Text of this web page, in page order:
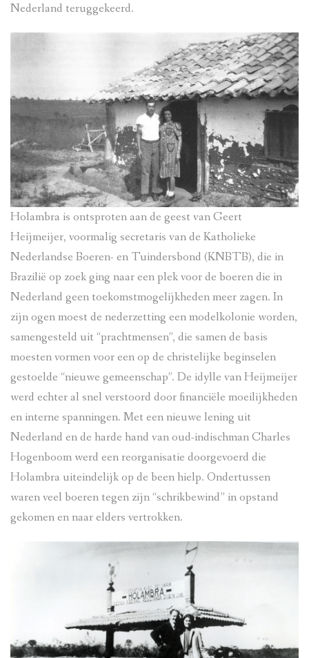
Nederland teruggekeerd.
Holambra is ontsproten aan de geest van Geert
Heijmeijer, voormalig secretaris van de Katholieke
Nederlandse Boeren- en Tuindersbond (KNBTB), die in
Brazilië op zoek ging naar een plek voor de boeren die in
Nederland geen toekomstmogelijkheden meer zagen. In
zijn ogen moest de nederzetting een modelkolonie worden,
samengesteld uit “prachtmensen”, die samen de basis
moesten vormen voor een op de christelijke beginselen
gestoelde “nieuwe gemeenschap”. De idylle van Heijmeijer
werd echter al snel verstoord door financiële moeilijkheden
en interne spanningen. Met een nieuwe lening uit
Nederland en de harde hand van oud-indischman Charles
Hogenboom werd een reorganisatie doorgevoerd die
Holambra uiteindelijk op de been hielp. Ondertussen
waren veel boeren tegen zijn “schrikbewind” in opstand
gekomen en naar elders vertrokken.